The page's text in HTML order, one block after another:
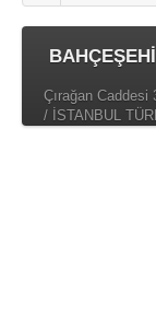
Çırağan Caddesi
/ İSTANBUL